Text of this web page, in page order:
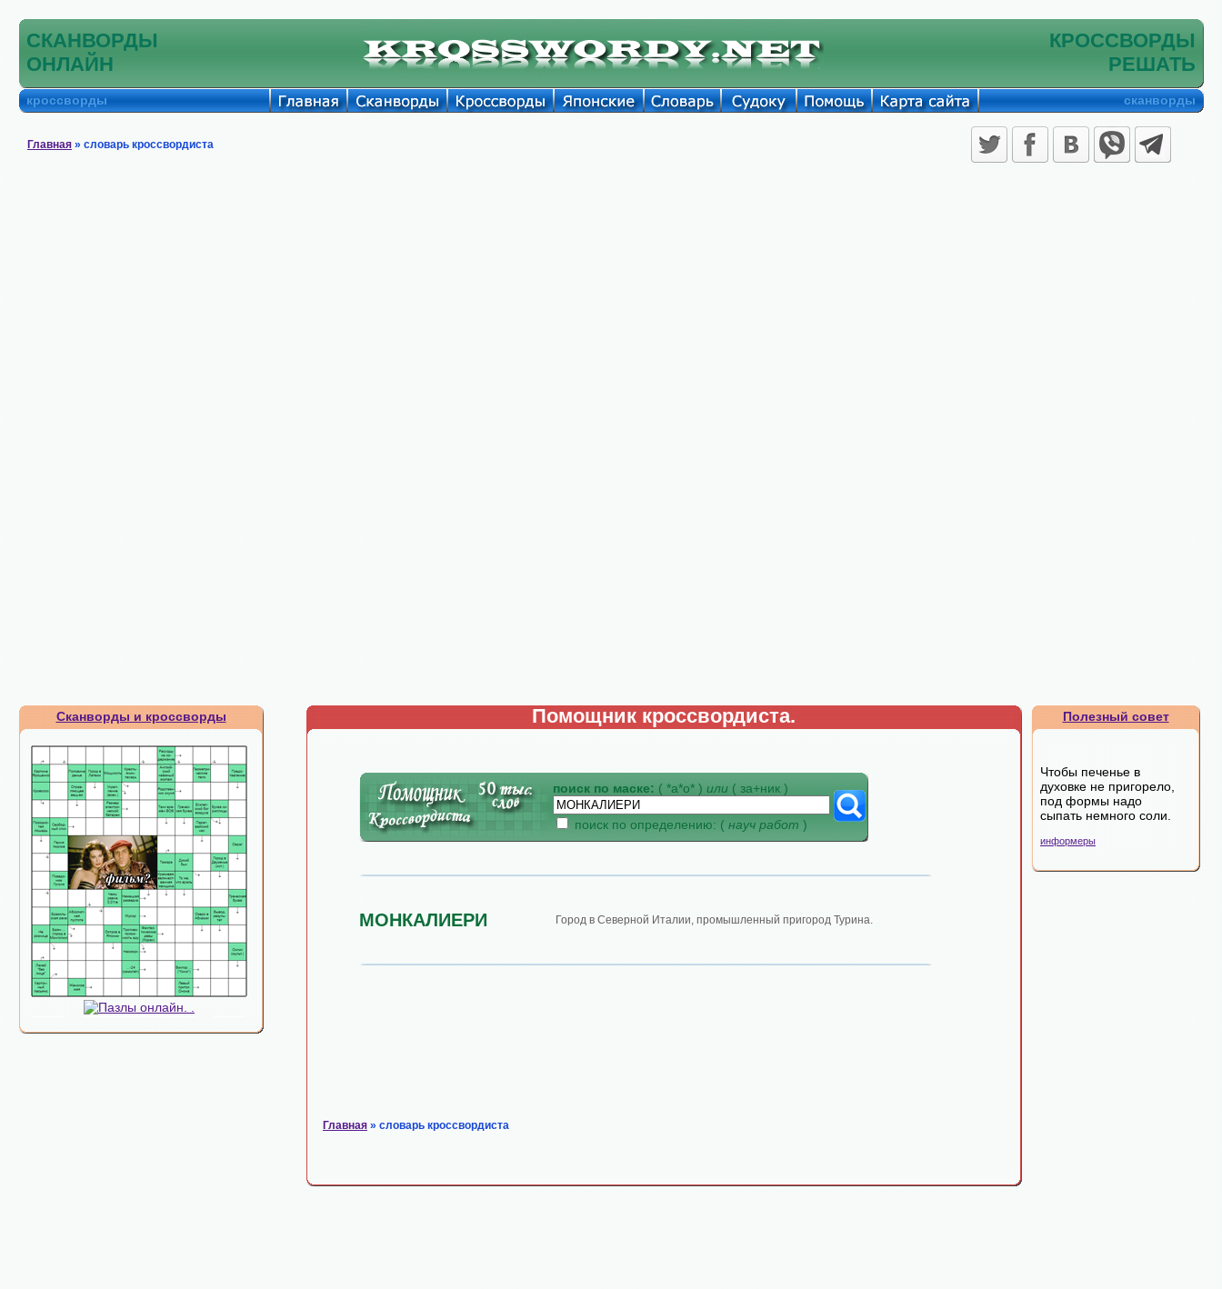
СКАНВОРДЫ
ОНЛАЙН
КРОССВОРДЫ
РЕШАТЬ
кроссворды сканворды
Главная » словарь кроссвордиста
Сканворды и кроссворды Помощник кроссвордиста.
поиск по маске: ( *а*о* ) или ( за+ник )
поиск по определению: ( науч работ )
МОНКАЛИЕРИ Город в Северной Италии, промышленный пригород Турина.
Главная » словарь кроссвордиста
Полезный совет
Чтобы печенье в
духовке не пригорело,
под формы надо
сыпать немного соли.
информеры